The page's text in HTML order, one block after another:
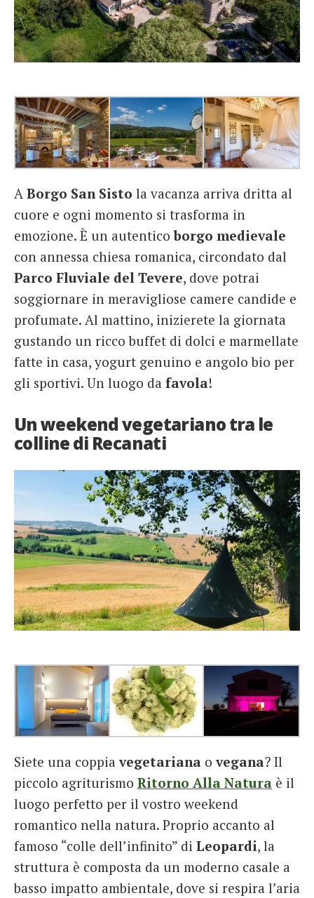
A Borgo San Sisto la vacanza arriva dritta al
cuore e ogni momento si trasforma in
emozione. È un autenticoborgo medievale
con annessa chiesa romanica, circondato dal
Parco Fluviale del Tevere, dove potrai
soggiornare in meravigliose camere candide e
profumate. Al mattino, inizierete la giornata
gustando un ricco buffet di dolci e marmellate
fatte in casa, yogurt genuino e angolo bio per
gli sportivi. Un luogo da favola!
Un weekend vegetariano tra le
colline di Recanati
Siete una coppiavegetariana ovegana? Il
piccolo agriturismo Ritorno Alla Natura è il
luogo perfetto per il vostro weekend
romantico nella natura. Proprio accanto al
famoso “colle dell’infinito” di Leopardi, la
struttura è composta da un moderno casale a
basso impatto ambientale, dove si respira l’aria